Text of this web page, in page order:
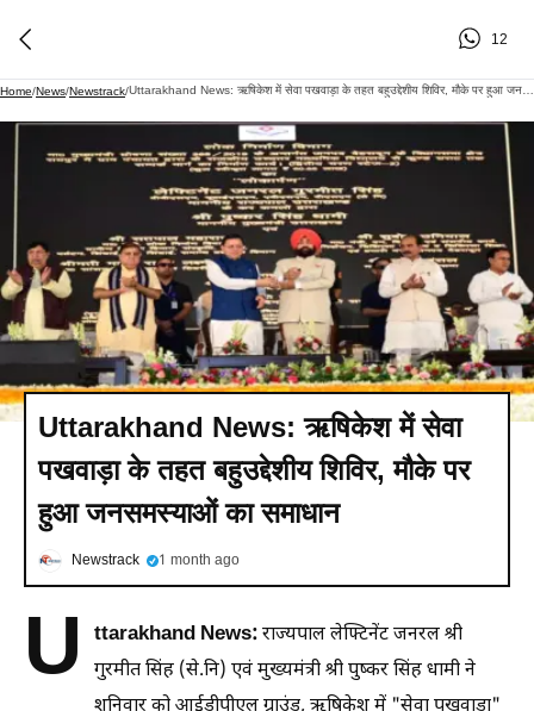
12
Home/News/Newstrack/
Uttarakhand News: ऋषिकेश में सेवा
पखवाड़ा के तहत बहुउद्देशीय शिविर, मौके पर
हुआ जनसमस्याओं का समाधान
Newstrack 1 month ago
U ttarakhand News:राज्यपाल लेफ्टिनेंट जनरल श्री
गुरमीत सिंह (से.नि) एवं मुख्यमंत्री श्री पुष्कर सिंह धामी ने